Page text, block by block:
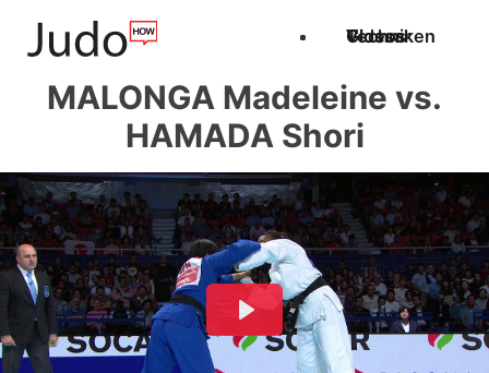
Techniken
Videos
Glossar
MALONGA Madeleine vs.
HAMADA Shori